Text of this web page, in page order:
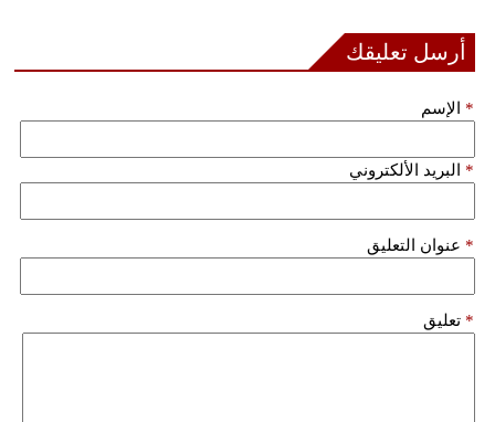
أرسل تعليقك
الإسم *
البريد الألكتروني *
عنوان التعليق *
تعليق *